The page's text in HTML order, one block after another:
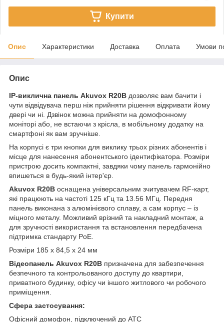
Купити
Опис Характеристики Доставка Оплата Умови
Опис
IP-виклична панель Akuvox R20B дозволяє вам бачити і
чути відвідувача перш ніж прийняти рішення відкривати йому
двері чи ні. Дзвінок можна прийняти на домофонному
моніторі або, не встаючи з крісла, в мобільному додатку на
смартфоні як вам зручніше.
На корпусі є три кнопки для виклику трьох різних абонентів і
місце для нанесення абонентського ідентифікатора. Розміри
пристрою досить компактні, завдяки чому панель гармонійно
впишеться в будь-який інтер'єр.
Akuvox R20B оснащена універсальним зчитувачем RF-карт,
які працюють на частоті 125 кГц та 13.56 МГц. Передня
панель виконана з алюмінієвого сплаву, а сам корпус – із
міцного металу. Можливий врізний та накладний монтаж, а
для зручності використання та встановлення передбачена
підтримка стандарту PoE.
Розміри 185 x 84,5 x 24 мм
Відеопанель Akuvox R20B призначена для забезпечення
безпечного та контрольованого доступу до квартири,
приватного будинку, офісу чи іншого житлового чи робочого
приміщення.
Сфера застосування:
Офісний домофон, підключений до АТС